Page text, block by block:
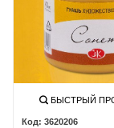
БЫСТРЫЙ
3620206